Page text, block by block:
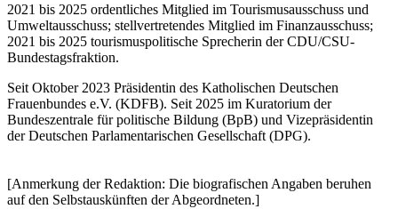
2021 bis 2025 ordentliches Mitglied im Tourismusausschuss und
Umweltausschuss; stellvertretendes Mitglied im Finanzausschuss;
2021 bis 2025 tourismuspolitische Sprecherin der CDU/CSU-
Bundestagsfraktion.
Seit Oktober 2023 Präsidentin des Katholischen Deutschen
Frauenbundes e.V. (KDFB). Seit 2025 im Kuratorium der
Bundeszentrale für politische Bildung (BpB) und Vizepräsidentin
der Deutschen Parlamentarischen Gesellschaft (DPG).
[Anmerkung der Redaktion: Die biografischen Angaben beruhen
auf den Selbstauskünften der Abgeordneten.]